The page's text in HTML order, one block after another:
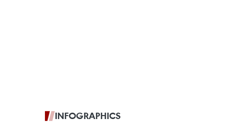
INFOGRAPHICS